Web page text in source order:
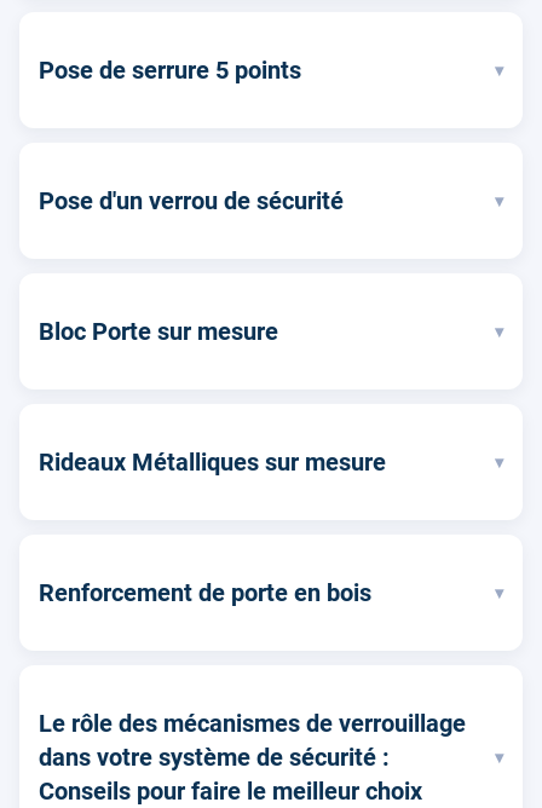
Pose de serrure 5 points ▾
Pose d'un verrou de sécurité ▾
Bloc Porte sur mesure ▾
Rideaux Métalliques sur mesure ▾
Renforcement de porte en bois ▾
Le rôle des mécanismes de verrouillage
dans votre système de sécurité :
Conseils pour faire le meilleur choix
▾